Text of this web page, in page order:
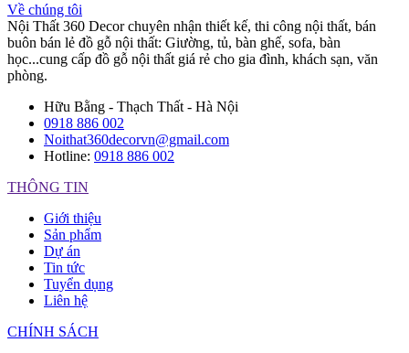
Về chúng tôi
Nội Thất 360 Decor chuyên nhận thiết kế, thi công nội thất, bán
buôn bán lẻ đồ gỗ nội thất: Giường, tủ, bàn ghế, sofa, bàn
học...cung cấp đồ gỗ nội thất giá rẻ cho gia đình, khách sạn, văn
phòng.
Hữu Bằng - Thạch Thất - Hà Nội
0918 886 002
Noithat360decorvn@gmail.com
Hotline: 0918 886 002
THÔNG TIN
Giới thiệu
Sản phẩm
Dự án
Tin tức
Tuyển dụng
Liên hệ
CHÍNH SÁCH